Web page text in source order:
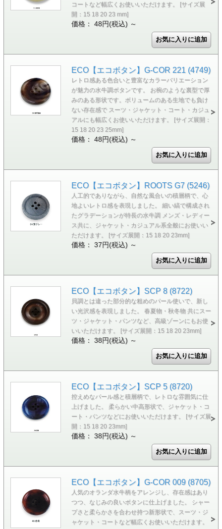
コートなど幅広くお使いいただけます。 [サイズ展
開：15 18 20 23 mm]
価格： 48円(税込) ～
ECO【エコボタン】G-COR 221 (4749)
レトロ感ある色合いと豊富なカラーバリエーション
が魅力の水牛調ボタンです。 お椀のような裏型で厚
みのある形状です。ボリュームのある生地でも負け
ない存在感で スーツ・ジャケット・コート・カジュ
アルにも幅広くお使いいただけます。 [サイズ展開：
15 18 20 23 25mm]
価格： 48円(税込) ～
ECO【エコボタン】ROOTS G7 (5246)
人工的でありながら、自然な風合いの積層柄で、心
地よいレトロ感を表現しました。 細い縞で構成され
たグラデーションが特長の水牛調 メンズ・レディー
ス共に、ジャケット・カジュアル系全般にお使いい
ただけます。 [サイズ展開：15 18 20 23mm]
価格： 37円(税込) ～
ECO【エコボタン】SCP 8 (8722)
貝調とは違った部分的な粗めのパール使いで、新し
い光沢感を表現しました。 春夏物・秋冬物 共にスー
ツ・ジャケット・パンツなど、高級ゾーンにもお使
いいただけます。 [サイズ展開：15 18 20 23mm]
価格： 38円(税込) ～
ECO【エコボタン】SCP 5 (8720)
控えめなパール感と積層柄で、レトロな雰囲気に仕
上げました。 柔らかい中高形状で、ジャケット・コ
ート・パンツなどにお使いいただけます。 [サイズ展
開：15 18 20 23mm]
価格： 38円(税込) ～
ECO【エコボタン】G-COR 009 (8705)
人気のオランダ水牛柄をアレンジし、存在感はあり
つつ、なじみの良いボタンに仕上げました。 シャー
プさと柔らかさを合わせ持つ新形状で、スーツ・ジ
ャケット・コートなど幅広くお使いいただけます。